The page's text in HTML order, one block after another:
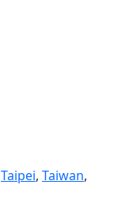
Taipei, Taiwan,